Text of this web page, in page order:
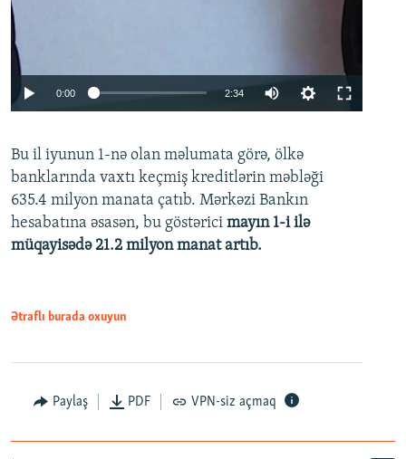
Auto 240p 360p 480p
720p 1080p
0:00 2:34
360p
480p
720p
Bu il iyunun 1-nə olan məlumata görə, ölkə
banklarında vaxtı keçmiş kreditlərin məbləği
635.4 milyon manata çatıb. Mərkəzi Bankın
hesabatına əsasən, bu göstərici mayın 1-i ilə
müqayisədə 21.2 milyon manat artıb.
Ətraflı burada oxuyun
Paylaş PDF VPN-siz açmaq